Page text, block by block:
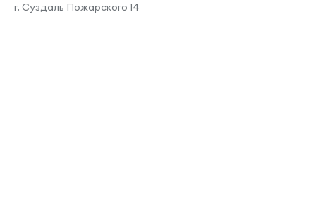
г. Суздаль Пожарского 14